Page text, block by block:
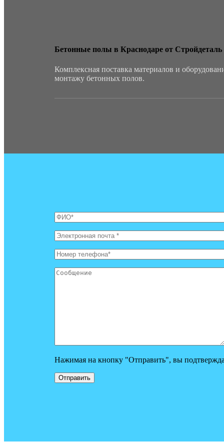
Бетонные полы в Краснодаре от Стройдеталь
Комплексная поставка материалов и
монтажу бетонных полов.
Нажимая на кнопку "Отправить", вы